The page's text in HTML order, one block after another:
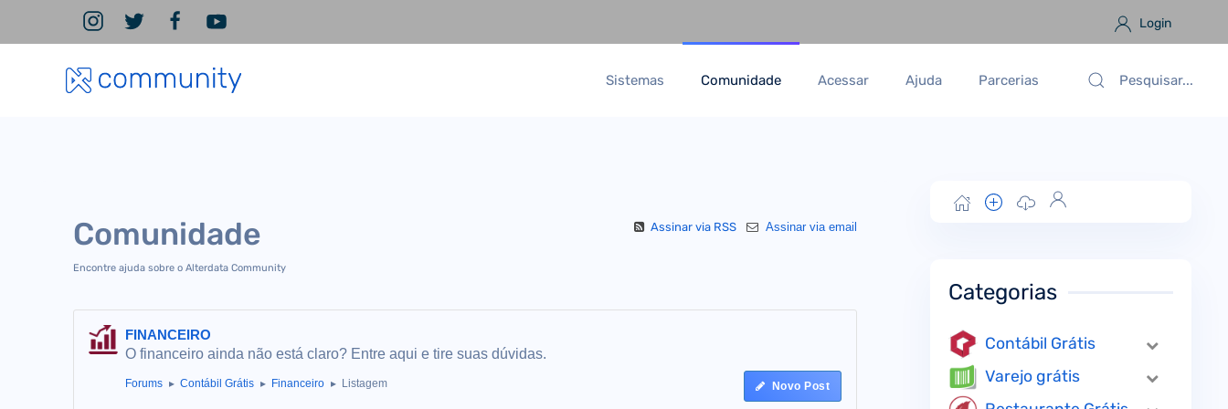
Login
Sistemas Comunidade Acessar Ajuda Parcerias
Comunidade
Encontre ajuda sobre o Alterdata Community
Assinar via RSS Assinar via email
FINANCEIRO
O financeiro ainda não está claro? Entre aqui e tire suas dúvidas.
Forums Contábil Grátis Financeiro Listagem Novo Post
Categorias
Contábil Grátis
Varejo grátis